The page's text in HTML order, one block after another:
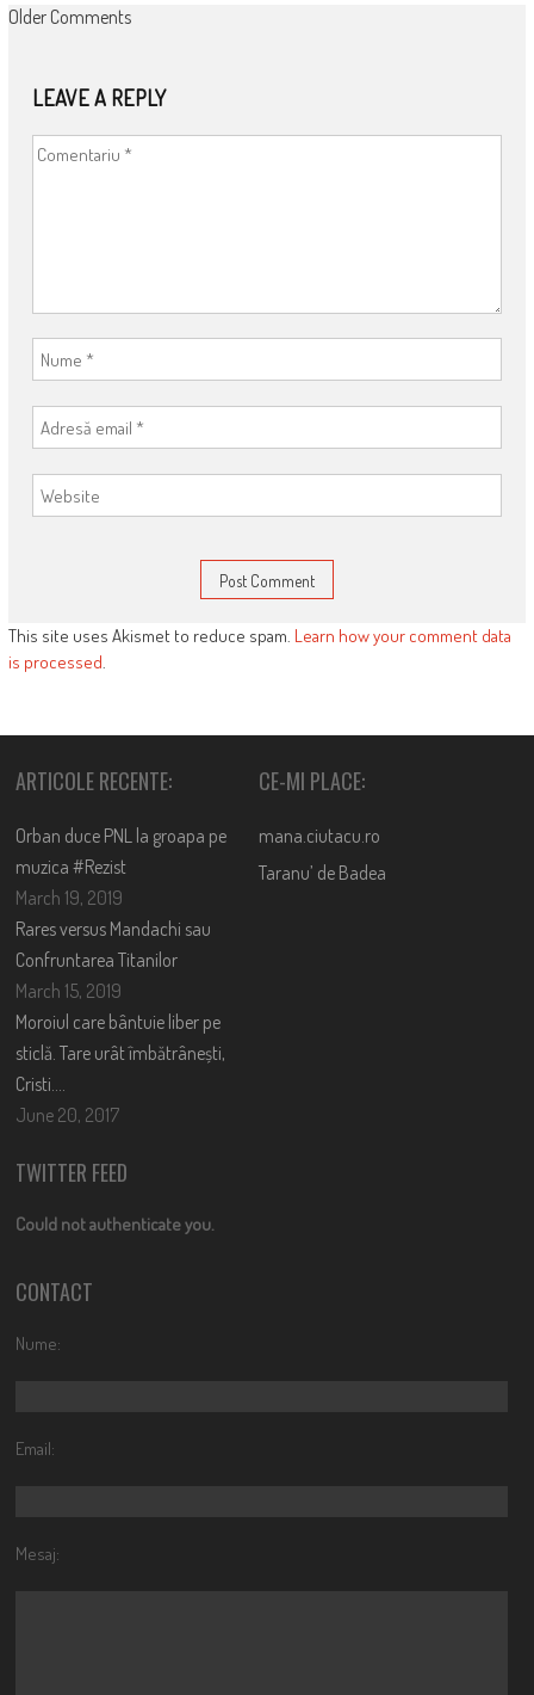
COMMENT
Older Comments
LEAVE A REPLY
This site uses Akismet to reduce spam. Learn how your comment data
is processed.
ARTICOLE RECENTE:
Orban duce PNL la groapa pe
muzica #Rezist
March 19, 2019
Rares versus Mandachi sau
Confruntarea Titanilor
March 15, 2019
Moroiul care bântuie liber pe
sticlă. Tare urât îmbătrânești,
Cristi….
June 20, 2017
CE-MI PLACE:
mana.ciutacu.ro
Taranu’ de Badea
TWITTER FEED
Could not authenticate you.
CONTACT
Nume:
Email:
Mesaj: